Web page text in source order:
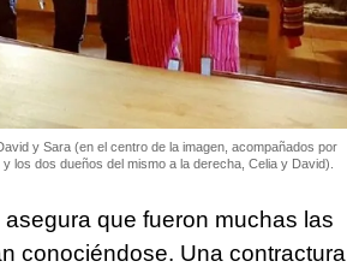
y Sara (en el centro de la imagen, acompañados por
los dos dueños del mismo a la derecha, Celia y David).
que fueron muchas las
conociéndose. Una contractura